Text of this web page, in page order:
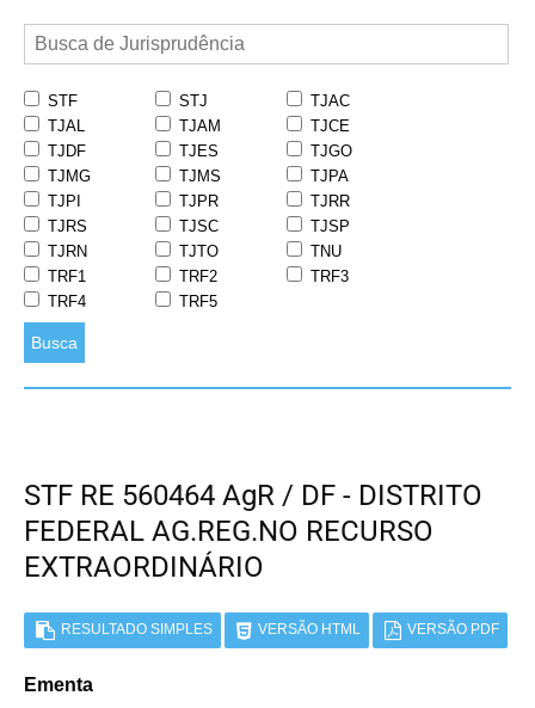
STF STJ
TJAC
TJAL
TJAM
TJCE
TJDF
TJES
TJGO
TJMG
TJMS
TJPA
TJPI
TJPR
TJRR
TJRS
TJSC
TJSP
TJRN
TJTO
TNU
TRF1
TRF2
TRF3
TRF4
TRF5
Busca
STF RE 560464 AgR / DF - DISTRITO
FEDERAL AG.REG.NO RECURSO
EXTRAORDINÁRIO
RESULTADO SIMPLES VERSÃO HTML VERSÃO PDF
Ementa